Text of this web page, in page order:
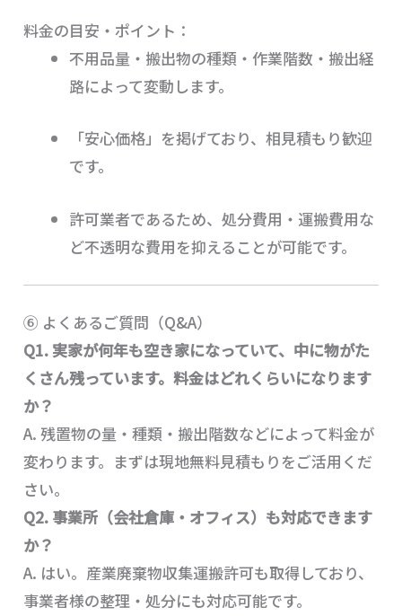
料金の目安・ポイント：
不用品量・搬出物の種類・作業階数・搬出経
路によって変動します。
「安心価格」を掲げており、相見積もり歓迎
です。
許可業者であるため、処分費用・運搬費用な
ど不透明な費用を抑えることが可能です。
⑥ よくあるご質問（Q&A）
Q1. 実家が何年も空き家になっていて、中に物がた
くさん残っています。料金はどれくらいになります
か？
A. 残置物の量・種類・搬出階数などによって料金が
変わります。まずは現地無料見積もりをご活用くだ
さい。
Q2. 事業所（会社倉庫・オフィス）も対応できます
か？
A. はい。産業廃棄物収集運搬許可も取得しており、
事業者様の整理・処分にも対応可能です。